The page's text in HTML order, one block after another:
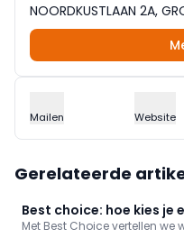
NOORDKUSTLAAN 2A,
Mailen Website
Gerelateerde
Best choice: hoe kies je
Met Best Choice vertellen